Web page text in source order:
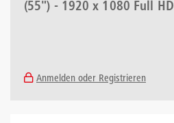
(55") - 1920 x 1080 Full HD
Anmelden oder Registrieren